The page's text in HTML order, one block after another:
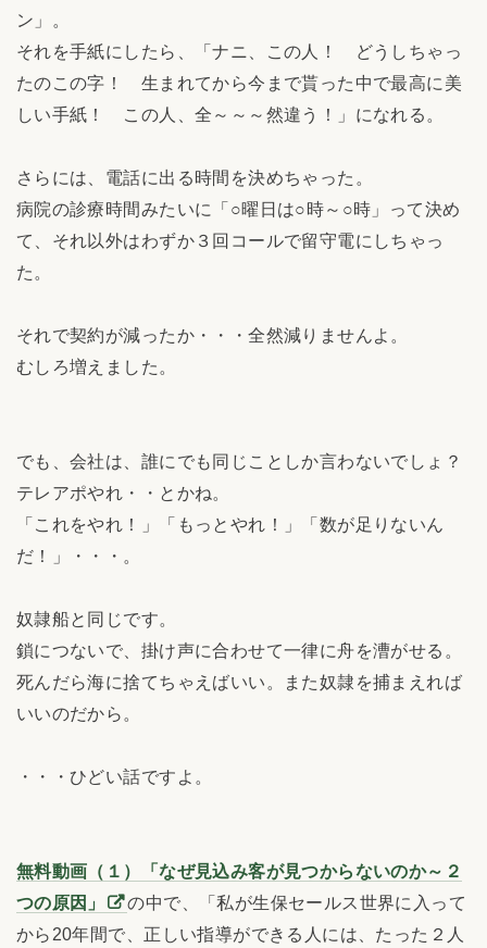
ン」。
それを手紙にしたら、「ナニ、この人！ どうしちゃっ
たのこの字！ 生まれてから今まで貰った中で最高に美
しい手紙！ この人、全～～～然違う！」になれる。
さらには、電話に出る時間を決めちゃった。
病院の診療時間みたいに「○曜日は○時～○時」って決め
て、それ以外はわずか３回コールで留守電にしちゃっ
た。
それで契約が減ったか・・・全然減りませんよ。
むしろ増えました。
でも、会社は、誰にでも同じことしか言わないでしょ？
テレアポやれ・・とかね。
「これをやれ！」「もっとやれ！」「数が足りないん
だ！」・・・。
奴隷船と同じです。
鎖につないで、掛け声に合わせて一律に舟を漕がせる。
死んだら海に捨てちゃえばいい。また奴隷を捕まえれば
いいのだから。
・・・ひどい話ですよ。
無料動画（１）「なぜ見込み客が見つからないのか～２
つの原因」
の中で、「私が生保セールス世界に入って
から20年間で、正しい指導ができる人には、たった２人